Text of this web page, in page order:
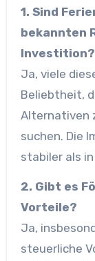
1. Sind
bekannten
Investition?
Ja, viele
Beliebtheit,
Alternativen
suchen. Die
stabiler als
2. Gibt es
Vorteile?
Ja,
steuerliche